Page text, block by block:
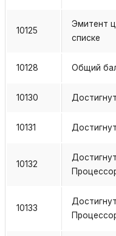
10125
Эмитент
списке
10128 Общий
10130
10131
10132
10133